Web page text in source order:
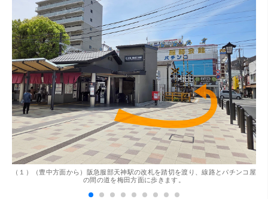
（大阪府東大阪市）ネットを見て安心できるお店であると
感じて飛び込みで訪問。飛びこみにも関わらず、とても親
切、丁ねいな対応をして頂き、思っていた以上の信用でき
るお店でした。満足いく金額で買い取って頂きました。あ
りがとうございます。
（兵庫県神戸市）別のお店でメール査定した際の1.5倍の金
額を提示いただけたので即決しました。楽器も安心してお
任せできそうです!
（１）（豊中方面から）阪急服部天神駅の改札を踏切を渡り、線路とパチンコ屋
の間の道を梅田方面に歩きます。